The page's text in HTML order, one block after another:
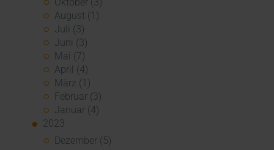
August (1)
Juli (3)
Juni (3)
Mai (7)
April (4)
März (1)
Februar (3)
Januar (4)
2023
Dezember (5)